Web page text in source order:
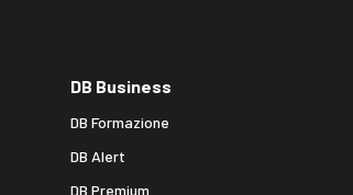
DB Business
DB Formazione
DB Alert
DB Premium